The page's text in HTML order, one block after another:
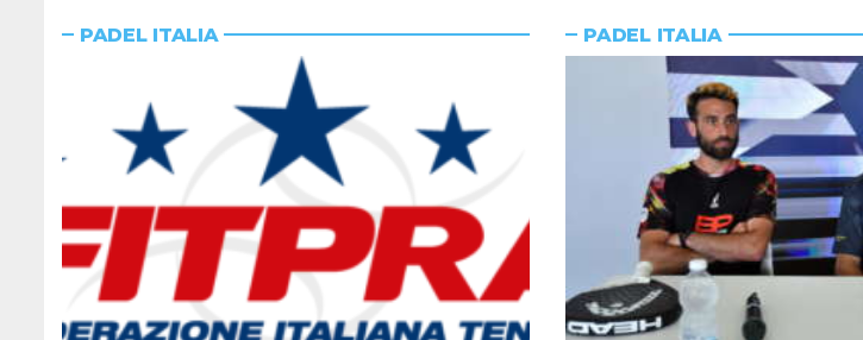
PADEL ITALIA PADEL ITALIA